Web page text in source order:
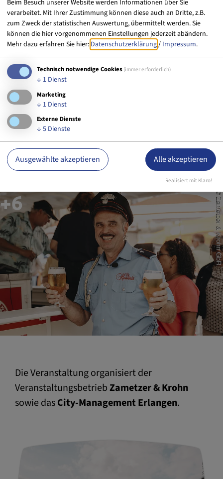
Die Veranstaltung organisiert der
VeranstaltungsbetriebZametzer & Krohn
sowie dasCity-Management Erlangen.
Beim Besuch unserer Website werden Informationen über Sie
verarbeitet. Mit Ihrer Zustimmung können diese auch an Dritte, z.B.
zum Zweck der statistischen Auswertung, übermittelt werden. Sie
können die hier vorgenommenen Einstellungen jederzeit abändern.
Mehr dazu erfahren Sie hier: Datenschutzerklärung/ Impressum.
Technisch notwendige Cookies (immer erforderlich)
↓ 1 Dienst
Marketing
↓ 1 Dienst
Externe Dienste
↓ 5 Dienste
Ausgewählte akzeptieren Alle akzeptieren
Realisiert mit Klaro!